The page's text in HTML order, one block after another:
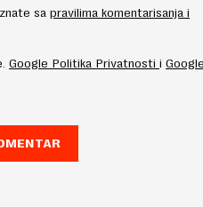
sa pravilima komentarisanja i
Google Politika Privatnosti i